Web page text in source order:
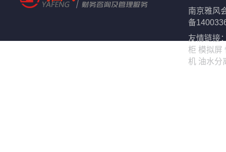
南京雅风
备
友情链接
柜 模拟屏
机 油水分